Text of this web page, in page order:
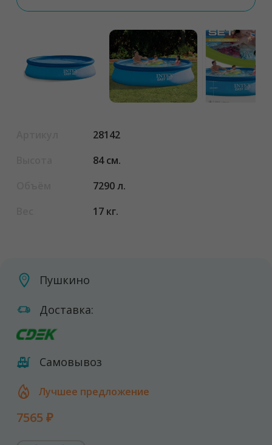
28142
84 см.
7290 л.
17 кг.
Пушкино
Доставка:
Самовывоз
Лучшее предложение
7565 ₽